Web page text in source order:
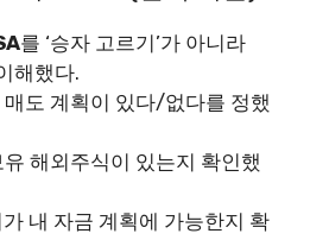
를 ‘승자 고르기’가 아니라
해했다.
도 계획이 있다/없다를 정했
해외주식이 있는지 확인했
가 내 자금 계획에 가능한지 확